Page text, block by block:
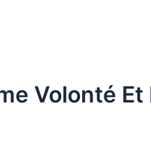
Volonté Et